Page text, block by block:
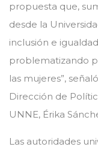
propuesta que,
desde la
inclusión e
problematizando
las mujeres”,
Dirección de
UNNE, Érika
Las autoridades